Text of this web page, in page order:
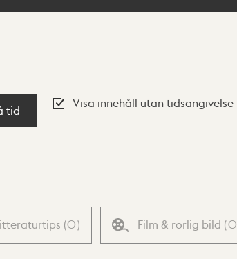
tid
Visa innehåll utan tidsangivelse
(0) Film & rörlig bild (0